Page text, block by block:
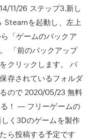
11/26 ステップ3.新し
Steamを起動し、左上
「ゲームのバックア
「前のバックアップ
クリックします。 バ
存されているフォルダ
ので 2020/05/23 無料
！ ― フリーゲームの
く3Dのゲームを製作
ら投稿する予定です